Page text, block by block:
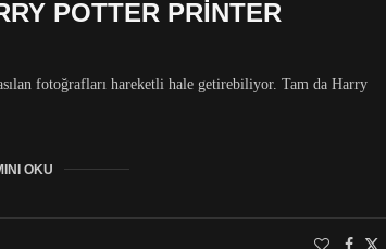
POTTER PRINTER
fotoğrafları hareketli hale getirebiliyor. Tam da Harry
OKU